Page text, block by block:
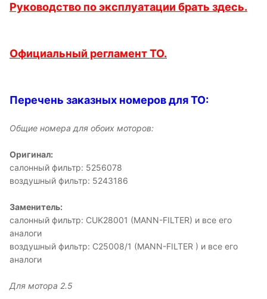
Руководство по эксплуатации брать здесь.
Официальный регламент ТО.
Перечень заказных номеров для ТО:
Общие номера для обоих моторов:
Оригинал:
салонный фильтр: 5256078
воздушный фильтр: 5243186
Заменитель:
салонный фильтр: CUK28001 (MANN-FILTER) и все его
аналоги
воздушный фильтр: C25008/1 (MANN-FILTER ) и все его
аналоги
Для мотора 2.5